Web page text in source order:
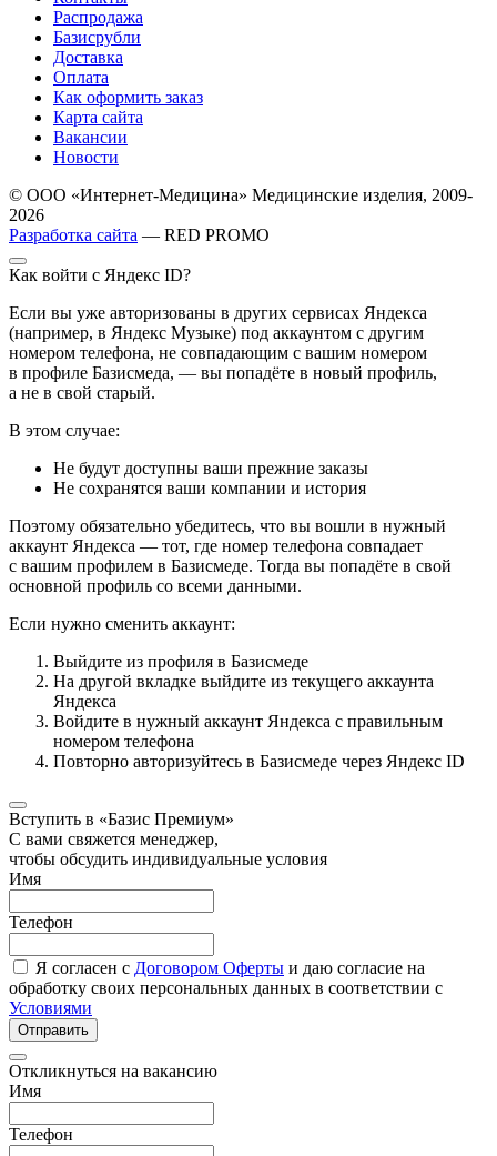
Распродажа
Базисрубли
Доставка
Оплата
Как оформить заказ
Карта сайта
Вакансии
Новости
© ООО «Интернет-Медицина» Медицинские изделия, 2009-
2026
Разработка сайта — RED PROMO
Как войти с Яндекс ID?
Если вы уже авторизованы в других сервисах Яндекса
(например, в Яндекс Музыке) под аккаунтом с другим
номером телефона, не совпадающим с вашим номером
в профиле Базисмеда, — вы попадёте в новый профиль,
а не в свой старый.
В этом случае:
Не будут доступны ваши прежние заказы
Не сохранятся ваши компании и история
Поэтому обязательно убедитесь, что вы вошли в нужный
аккаунт Яндекса — тот, где номер телефона совпадает
с вашим профилем в Базисмеде. Тогда вы попадёте в свой
основной профиль со всеми данными.
Если нужно сменить аккаунт:
Выйдите из профиля в Базисмеде
На другой вкладке выйдите из текущего аккаунта
Яндекса
Войдите в нужный аккаунт Яндекса с правильным
номером телефона
Повторно авторизуйтесь в Базисмеде через Яндекс ID
Вступить в «Базис Премиум»
С вами свяжется менеджер,
чтобы обсудить индивидуальные условия
Имя
Телефон
Я согласен с Договором Оферты и даю согласие на
обработку своих персональных данных в соответствии с
Условиями
Отправить
Откликнуться на вакансию
Имя
Телефон